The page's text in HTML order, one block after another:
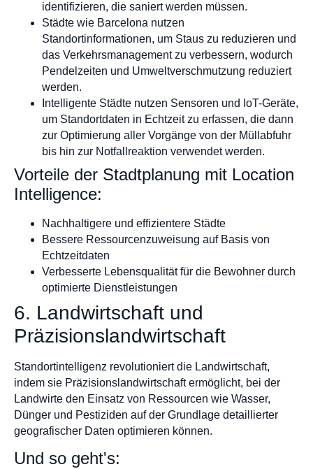
identifizieren, die saniert werden müssen.
Städte wie Barcelona nutzen
Standortinformationen, um Staus zu reduzieren und
das Verkehrsmanagement zu verbessern, wodurch
Pendelzeiten und Umweltverschmutzung reduziert
werden.
Intelligente Städte nutzen Sensoren und IoT-Geräte,
um Standortdaten in Echtzeit zu erfassen, die dann
zur Optimierung aller Vorgänge von der Müllabfuhr
bis hin zur Notfallreaktion verwendet werden.
Vorteile der Stadtplanung mit Location
Intelligence:
Nachhaltigere und effizientere Städte
Bessere Ressourcenzuweisung auf Basis von
Echtzeitdaten
Verbesserte Lebensqualität für die Bewohner durch
optimierte Dienstleistungen
6. Landwirtschaft und
Präzisionslandwirtschaft
Standortintelligenz revolutioniert die Landwirtschaft,
indem sie Präzisionslandwirtschaft ermöglicht, bei der
Landwirte den Einsatz von Ressourcen wie Wasser,
Dünger und Pestiziden auf der Grundlage detaillierter
geografischer Daten optimieren können.
Und so geht's: